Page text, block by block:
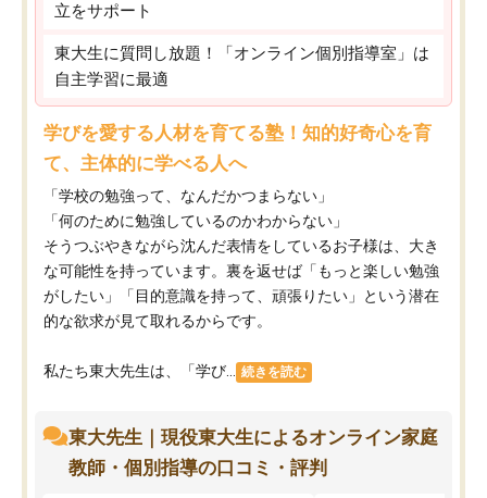
立をサポート
東大生に質問し放題！「オンライン個別指導室」は
自主学習に最適
学びを愛する人材を育てる塾！知的好奇心を育
て、主体的に学べる人へ
「学校の勉強って、なんだかつまらない」
「何のために勉強しているのかわからない」
そうつぶやきながら沈んだ表情をしているお子様は、大き
な可能性を持っています。裏を返せば「もっと楽しい勉強
がしたい」「目的意識を持って、頑張りたい」という潜在
的な欲求が見て取れるからです。
私たち東大先生は、「学び... 続きを読む
東大先生｜現役東大生によるオンライン家庭
教師・個別指導の口コミ・評判